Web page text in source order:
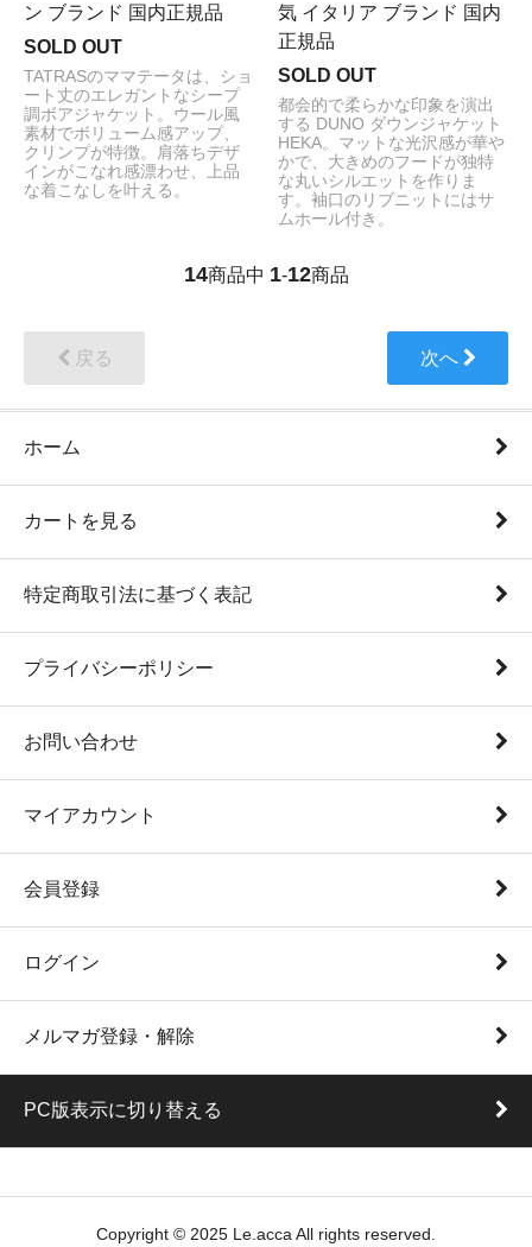
ン ブランド 国内正規品
SOLD OUT
TATRASのママテータは、ショ
ート丈のエレガントなシープ
調ボアジャケット。ウール風
素材でボリューム感アップ、
クリンプが特徴。肩落ちデザ
インがこなれ感漂わせ、上品
な着こなしを叶える。
気 イタリア ブランド 国内
正規品
SOLD OUT
都会的で柔らかな印象を演出
する DUNO ダウンジャケット
HEKA。マットな光沢感が華や
かで、大きめのフードが独特
な丸いシルエットを作りま
す。袖口のリブニットにはサ
ムホール付き。
14商品中 1-12商品
戻る 次へ
ホーム
カートを見る
特定商取引法に基づく表記
プライバシーポリシー
お問い合わせ
マイアカウント
会員登録
ログイン
メルマガ登録・解除
PC版表示に切り替える
Copyright © 2025 Le.acca All rights reserved.